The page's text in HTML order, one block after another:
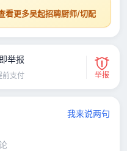
看更多吴起招聘厨师/切配
举报
前支付 举报
我来说两句